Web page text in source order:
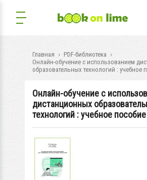
Главная
PDF-библиотека
Онлайн-обучение с использованием
образовательных технологий : учебное
Онлайн-обучение с
дистанционных
технологий : учебное пособие